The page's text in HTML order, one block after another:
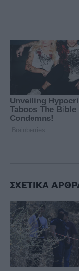
ΣΧΕΤΙΚΑ